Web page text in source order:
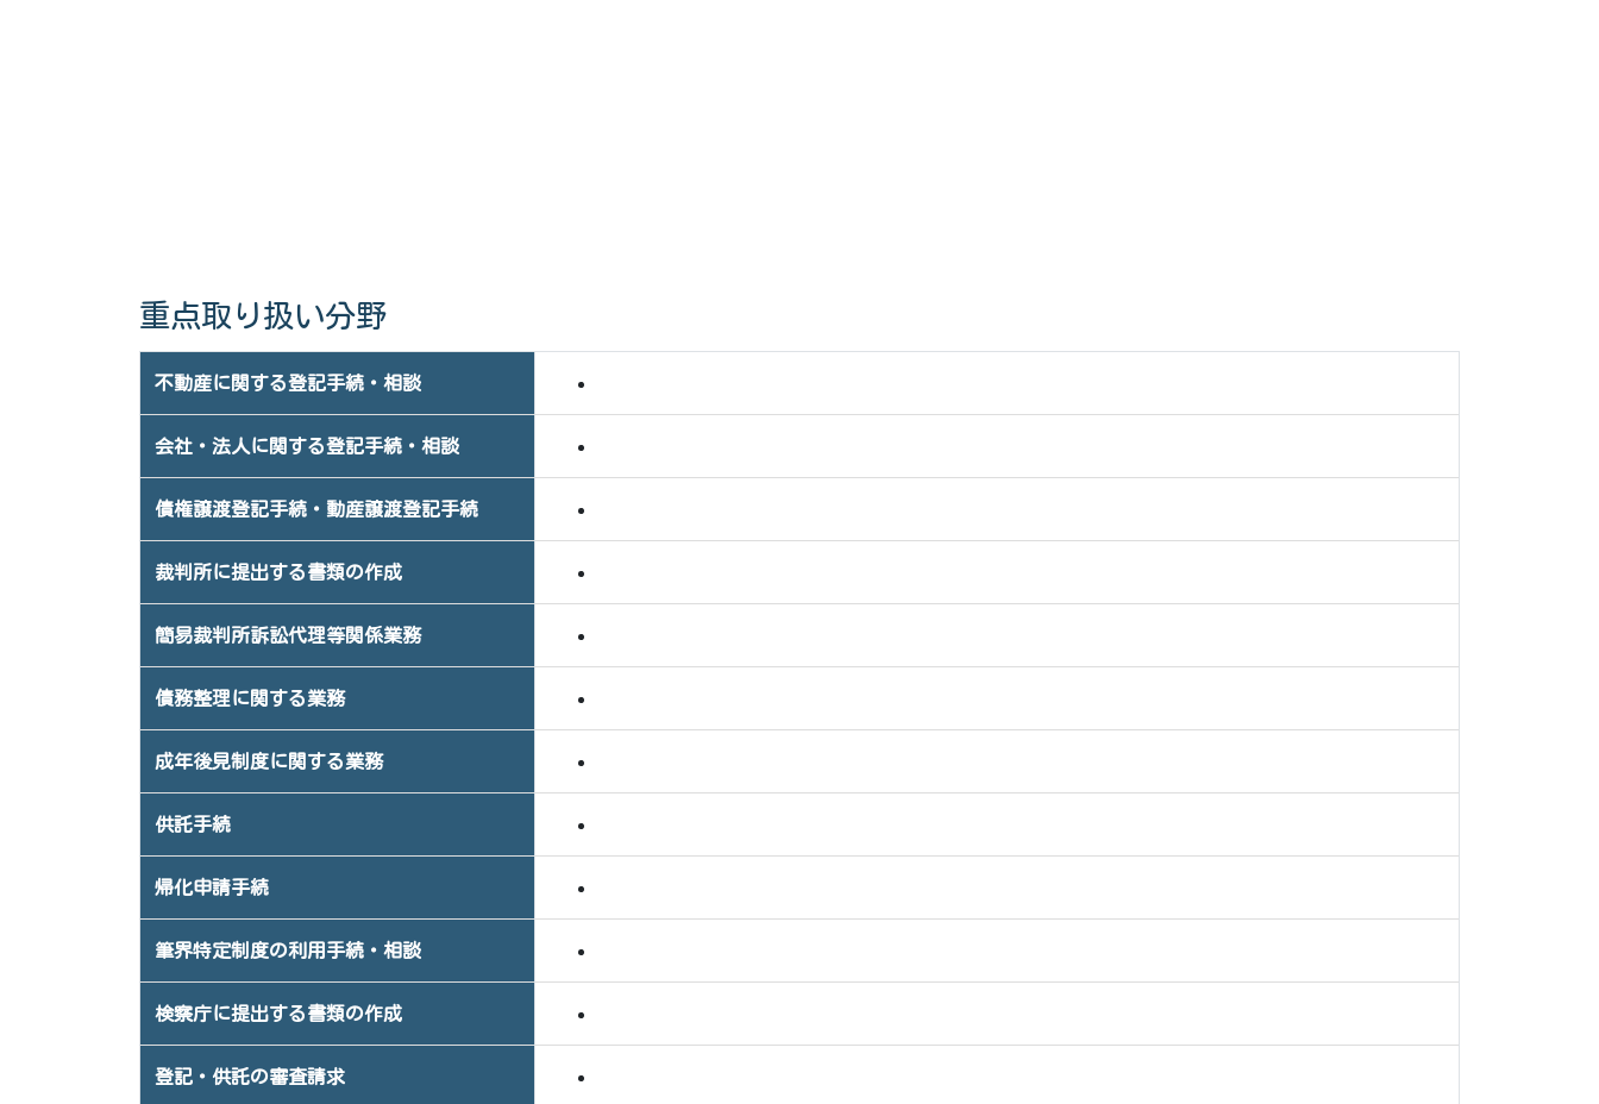
重点取り扱い分野
不動産に関する登記手続・相談
会社・法人に関する登記手続・相談
債権譲渡登記手続・動産譲渡登記手続
裁判所に提出する書類の作成
簡易裁判所訴訟代理等関係業務
債務整理に関する業務
成年後見制度に関する業務
供託手続
帰化申請手続
筆界特定制度の利用手続・相談
検察庁に提出する書類の作成
登記・供託の審査請求